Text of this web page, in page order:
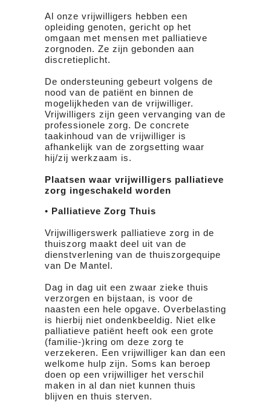
Al onze vrijwilligers hebben een
opleiding genoten, gericht op het
omgaan met mensen met palliatieve
zorgnoden. Ze zijn gebonden aan
discretieplicht.
De ondersteuning gebeurt volgens de
nood van de patiënt en binnen de
mogelijkheden van de vrijwilliger.
Vrijwilligers zijn geen vervanging van de
professionele zorg. De concrete
taakinhoud van de vrijwilliger is
afhankelijk van de zorgsetting waar
hij/zij werkzaam is.
Plaatsen waar vrijwilligers palliatieve
zorg ingeschakeld worden
• Palliatieve Zorg Thuis
Vrijwilligerswerk palliatieve zorg in de
thuiszorg maakt deel uit van de
dienstverlening van de thuiszorgequipe
van De Mantel.
Dag in dag uit een zwaar zieke thuis
verzorgen en bijstaan, is voor de
naasten een hele opgave. Overbelasting
is hierbij niet ondenkbeeldig. Niet elke
palliatieve patiënt heeft ook een grote
(familie-)kring om deze zorg te
verzekeren. Een vrijwilliger kan dan een
welkome hulp zijn. Soms kan beroep
doen op een vrijwilliger het verschil
maken in al dan niet kunnen thuis
blijven en thuis sterven.